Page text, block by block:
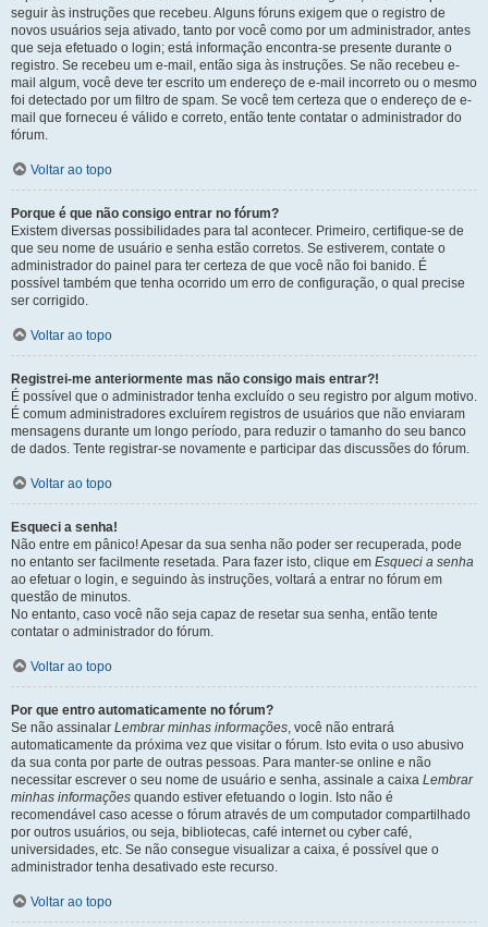
seguir às instruções que recebeu. Alguns fóruns exigem que o registro de
novos usuários seja ativado, tanto por você como por um administrador, antes
que seja efetuado o login; está informação encontra-se presente durante o
registro. Se recebeu um e-mail, então siga às instruções. Se não recebeu e-
mail algum, você deve ter escrito um endereço de e-mail incorreto ou o mesmo
foi detectado por um filtro de spam. Se você tem certeza que o endereço de e-
mail que forneceu é válido e correto, então tente contatar o administrador do
fórum.
Voltar ao topo
Porque é que não consigo entrar no fórum?
Existem diversas possibilidades para tal acontecer. Primeiro, certifique-se de
que seu nome de usuário e senha estão corretos. Se estiverem, contate o
administrador do painel para ter certeza de que você não foi banido. É
possível também que tenha ocorrido um erro de configuração, o qual precise
ser corrigido.
Voltar ao topo
Registrei-me anteriormente mas não consigo mais entrar?!
É possível que o administrador tenha excluído o seu registro por algum motivo.
É comum administradores excluírem registros de usuários que não enviaram
mensagens durante um longo período, para reduzir o tamanho do seu banco
de dados. Tente registrar-se novamente e participar das discussões do fórum.
Voltar ao topo
Esqueci a senha!
Não entre em pânico! Apesar da sua senha não poder ser recuperada, pode
no entanto ser facilmente resetada. Para fazer isto, clique em Esqueci a senha
ao efetuar o login, e seguindo às instruções, voltará a entrar no fórum em
questão de minutos.
No entanto, caso você não seja capaz de resetar sua senha, então tente
contatar o administrador do fórum.
Voltar ao topo
Por que entro automaticamente no fórum?
Se não assinalar Lembrar minhas informações, você não entrará
automaticamente da próxima vez que visitar o fórum. Isto evita o uso abusivo
da sua conta por parte de outras pessoas. Para manter-se online e não
necessitar escrever o seu nome de usuário e senha, assinale a caixa Lembrar
minhas informações quando estiver efetuando o login. Isto não é
recomendável caso acesse o fórum através de um computador compartilhado
por outros usuários, ou seja, bibliotecas, café internet ou cyber café,
universidades, etc. Se não consegue visualizar a caixa, é possível que o
administrador tenha desativado este recurso.
Voltar ao topo